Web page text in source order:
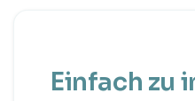
Einfach zu